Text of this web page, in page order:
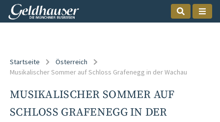
Startseite
Österreich
Musikalischer Sommer auf Schloss Grafenegg in der Wachau
MUSIKALISCHER SOMMER AUF
SCHLOSS GRAFENEGG IN DER